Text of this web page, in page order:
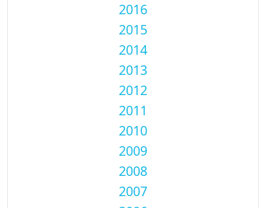
2016
2015
2014
2013
2012
2011
2010
2009
2008
2007